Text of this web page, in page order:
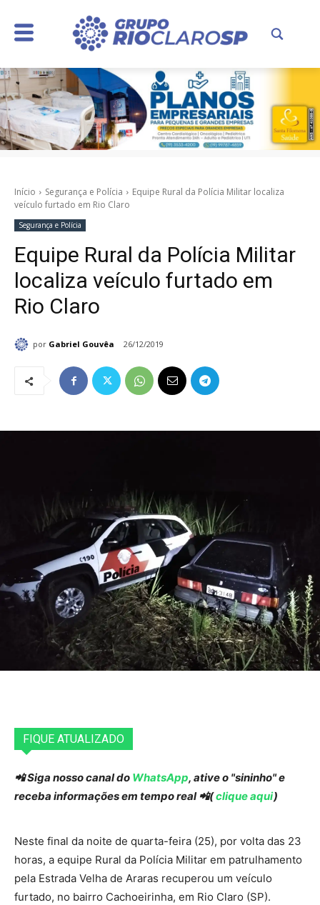
Início Segurança e Polícia
Equipe Rural da Polícia Militar localiza
veículo furtado em Rio Claro
Segurança e Polícia
Equipe Rural da Polícia Militar
localiza veículo furtado em
Rio Claro
por Gabriel Gouvêa 26/12/2019
FIQUE ATUALIZADO
📲 Siga nosso canal do WhatsApp, ative o "sininho" e
receba informações em tempo real 📲(clique aqui)
Neste final da noite de quarta-feira (25), por volta das 23
horas, a equipe Rural da Polícia Militar em patrulhamento
pela Estrada Velha de Araras recuperou um veículo
furtado, no bairro Cachoeirinha, em Rio Claro (SP).